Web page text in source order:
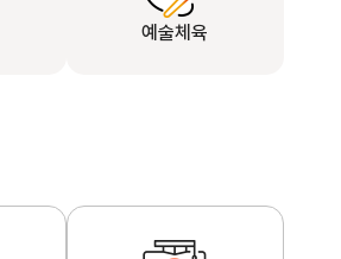
예술체육